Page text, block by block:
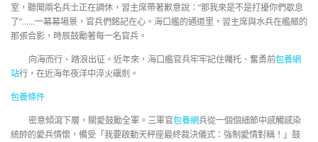
室，聽聞兩名兵士正在調休，習主席帶著歉意說：“那我來是不是打擾你們歇息
了”……一幕幕場景，官兵們銘記在心。海口艦的通道里，習主席與水兵在艦艏的
那張合影，時辰鼓勵著每一名官兵。
向海而行、踏浪出征。近年來，海口艦官兵牢牢記住囑托、奮勇前包養網
站行，在近海年夜洋中淬火礪劍。
包養條件
密意傾瀉下層，關愛鼓勵全軍。三軍官包養網兵從一個個細節中感觸感染
統帥的愛兵情懷，備受「我要啟動天秤座最終裁決儀式：強制愛情對稱！」鼓